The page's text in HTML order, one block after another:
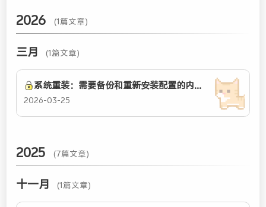
2026 (1篇文章)
三月 (1篇文章)
系统重装：需要备份和重新安装配置的内容清单
2026-03-25
2025 (7篇文章)
十一月 (1篇文章)